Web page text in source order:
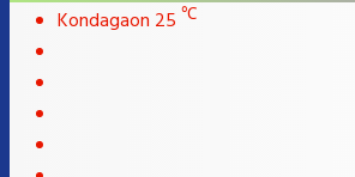
Kondagaon 25 ℃